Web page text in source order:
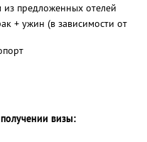
предложенных отелей
+ ужин (в зависимости от
визы: